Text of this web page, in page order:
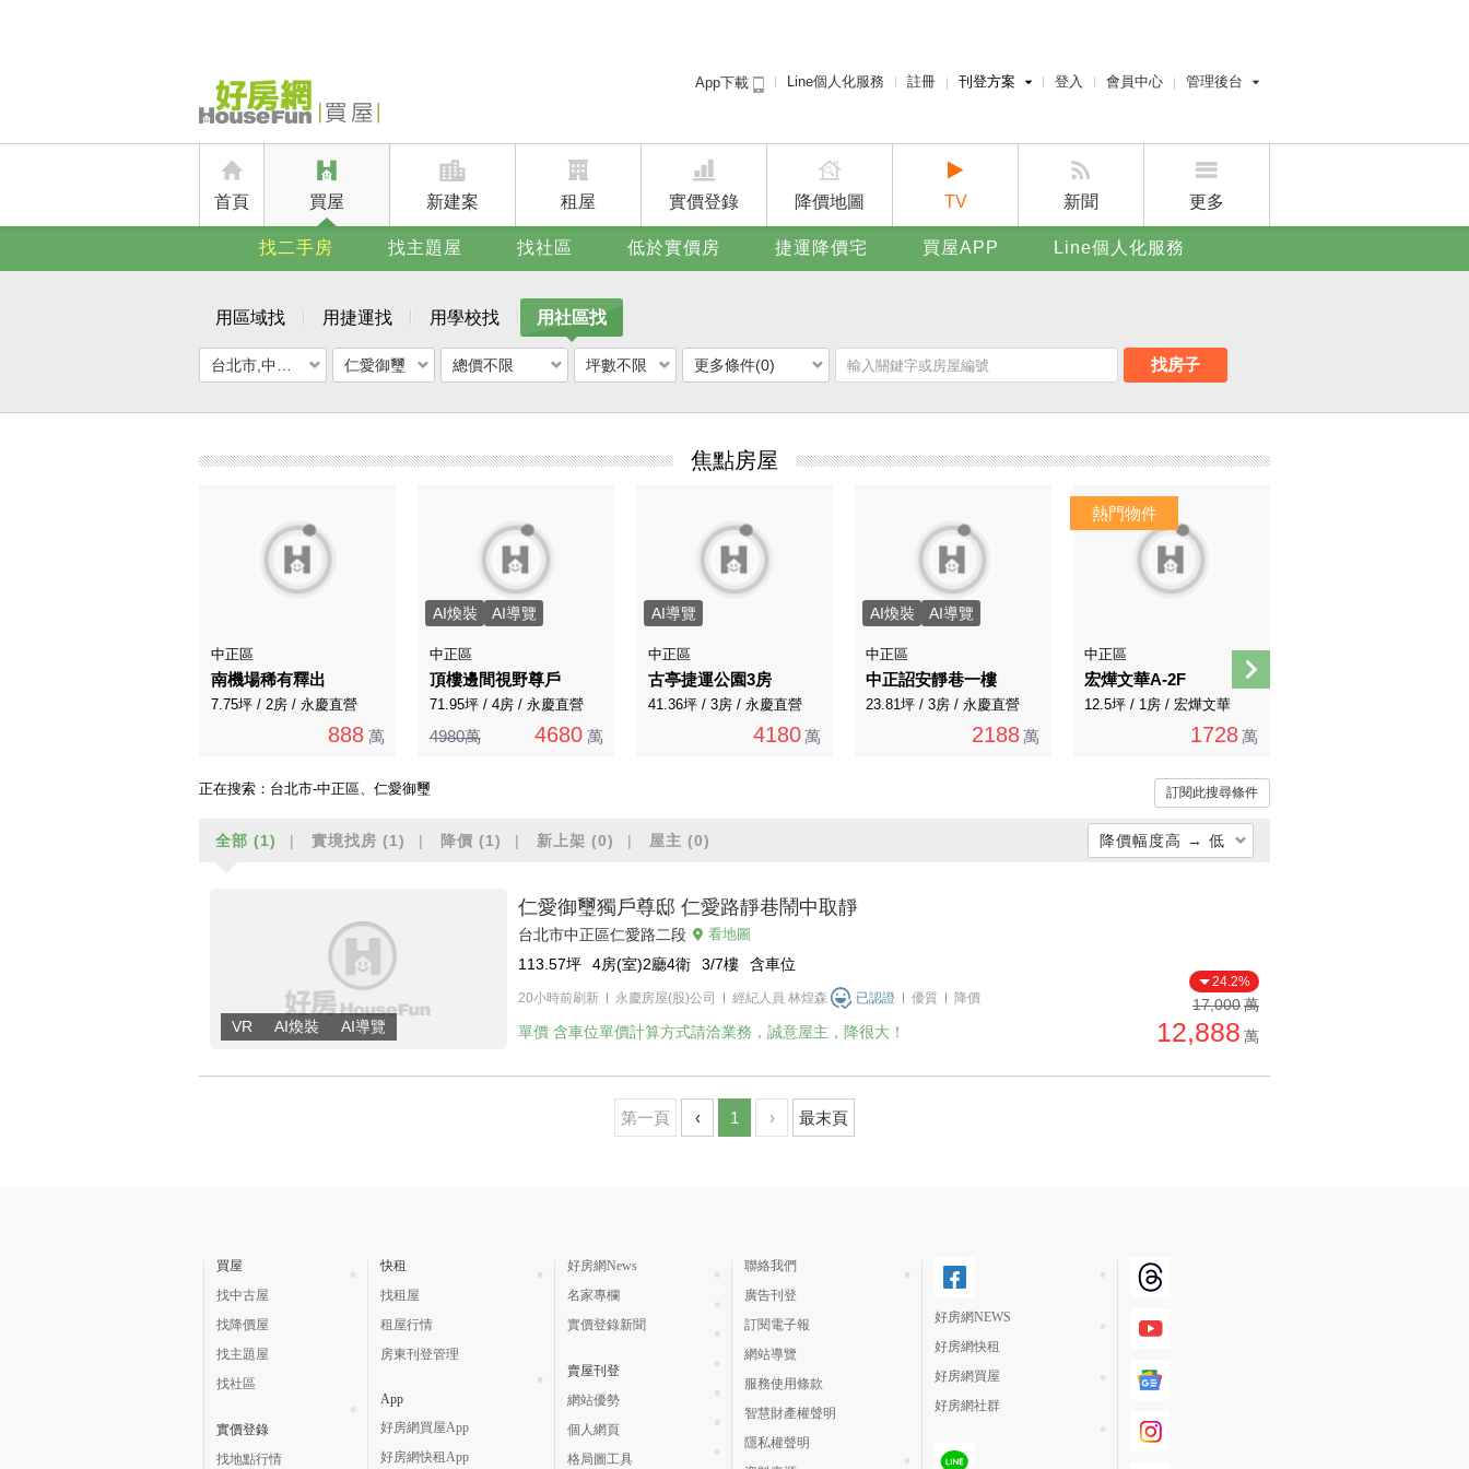
App下載 Line個人化服務 註冊 刊登方案
賣屋刊登
廣告刊登
登入 會員中心 管理後台
屋主管理後台
首頁 買屋 新建案 租屋 實價登錄 降價地圖 TV 新聞 更多
賣屋刊登
找二手房 找主題屋 找社區 低於實價房 捷運降價宅 買屋APP Line個人化服務
用區域找 用捷運找 用學校找 用社區找
仁愛御璽 總價不限 坪數不限 更多條件(0) 找房子
焦點房屋
中正區
南機場稀有釋出
7.75坪 / 2房 / 永慶直營
888 萬
AI煥裝 AI導覽
中正區
頂樓邊間視野尊戶
71.95坪 / 4房 / 永慶直營
4980萬 4680 萬
AI導覽
中正區
古亭捷運公園3房
41.36坪 / 3房 / 永慶直營
4180 萬
AI煥裝 AI導覽
中正區
中正詔安靜巷一樓
23.81坪 / 3房 / 永慶直營
2188 萬
中正區
宏燁文華A-2F
12.5坪 / 1房 / 宏燁文華
1728 萬
正在搜索： 台北市-中正區、仁愛御璽 訂閱此搜尋條件
全部 (1) 實境找房 (1) 降價 (1) 新上架 (0) 屋主 (0) 降價幅度高 → 低
單價高 → 低
降價幅度高 → 低
仁愛御璽獨戶尊邸 仁愛路靜巷鬧中取靜
台北市中正區仁愛路二段 看地圖
113.57坪 4房(室)2廳4衛 3/7樓 含車位
20小時前刷新 永慶房屋(股)公司 經紀人員 林煌森 已認證 優質 降價
單價 含車位單價計算方式請洽業務，誠意屋主，降很大！
24.2%
17,000萬
12,888 萬
第一頁 ‹ 1 › 最末頁
買屋
找中古屋
找降價屋
找主題屋
找社區
實價登錄
找地點行情
快租
找租屋
租屋行情
房東刊登管理
App
好房網買屋App
好房網快租App
好房網News
名家專欄
實價登錄新聞
賣屋刊登
網站優勢
個人網頁
格局圖工具
聯絡我們
廣告刊登
訂閱電子報
網站導覽
服務使用條款
智慧財產權聲明
隱私權聲明
好房網NEWS
好房網快租
好房網買屋
好房網社群